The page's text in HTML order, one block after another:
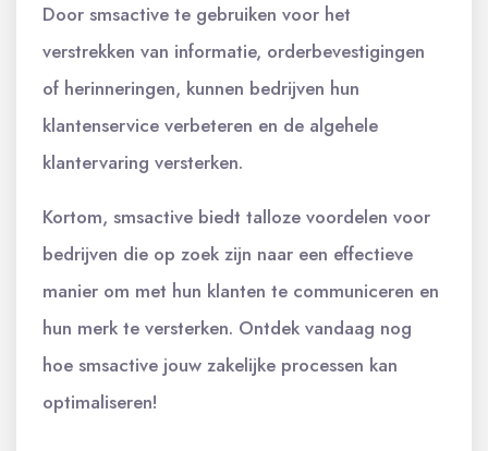
Door smsactive te gebruiken voor het
verstrekken van informatie, orderbevestigingen
of herinneringen, kunnen bedrijven hun
klantenservice verbeteren en de algehele
klantervaring versterken.
Kortom, smsactive biedt talloze voordelen voor
bedrijven die op zoek zijn naar een effectieve
manier om met hun klanten te communiceren en
hun merk te versterken. Ontdek vandaag nog
hoe smsactive jouw zakelijke processen kan
optimaliseren!